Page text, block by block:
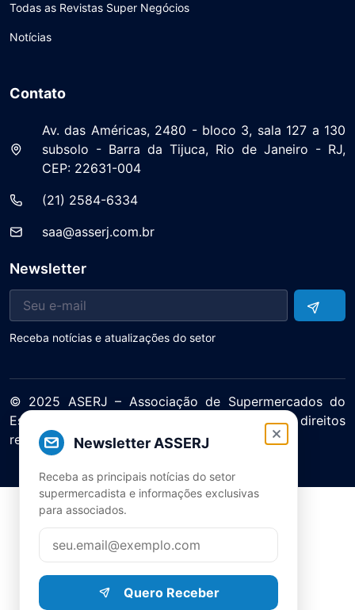
Newsletter ASSERJ
Receba as principais notícias do setor
supermercadista e informações exclusivas
para associados.
Quero Receber
Todas as Revistas Super Negócios
Notícias
Contato
Av. das Américas, 2480 - bloco 3, sala 127 a 130
subsolo - Barra da Tijuca, Rio de Janeiro - RJ,
CEP: 22631-004
(21) 2584-6334
saa@asserj.com.br
Newsletter
Receba notícias e atualizações do setor
© 2025 ASERJ – Associação de Supermercados do
Estado do Rio de Janeiro. Todos os direitos
reservados.